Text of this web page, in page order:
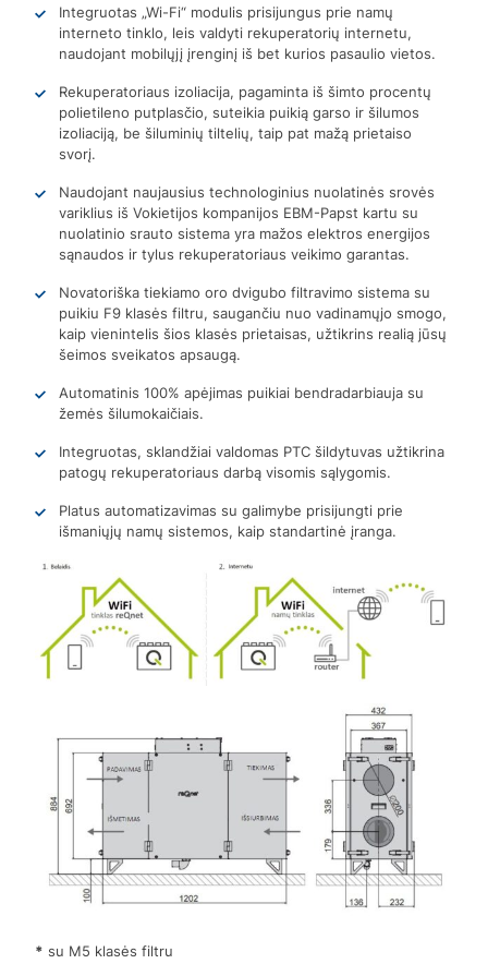
Integruotas „Wi-Fi“ modulis prisijungus prie namų
interneto tinklo, leis valdyti rekuperatorių internetu,
naudojant mobilųjį įrenginį iš bet kurios pasaulio vietos.
Rekuperatoriaus izoliacija, pagaminta iš šimto procentų
polietileno putplasčio, suteikia puikią garso ir šilumos
izoliaciją, be šiluminių tiltelių, taip pat mažą prietaiso
svorį.
Naudojant naujausius technologinius nuolatinės srovės
variklius iš Vokietijos kompanijos EBM-Papst kartu su
nuolatinio srauto sistema yra mažos elektros energijos
sąnaudos ir tylus rekuperatoriaus veikimo garantas.
Novatoriška tiekiamo oro dvigubo filtravimo sistema su
puikiu F9 klasės filtru, saugančiu nuo vadinamųjo smogo,
kaip vienintelis šios klasės prietaisas, užtikrins realią jūsų
šeimos sveikatos apsaugą.
Automatinis 100% apėjimas puikiai bendradarbiauja su
žemės šilumokaičiais.
Integruotas, sklandžiai valdomas PTC šildytuvas užtikrina
patogų rekuperatoriaus darbą visomis sąlygomis.
Platus automatizavimas su galimybe prisijungti prie
išmaniųjų namų sistemos, kaip standartinė įranga.
* su M5 klasės filtru